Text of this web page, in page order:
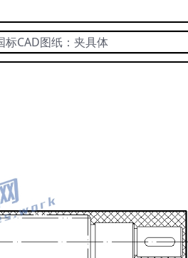
标CAD图纸：夹具体